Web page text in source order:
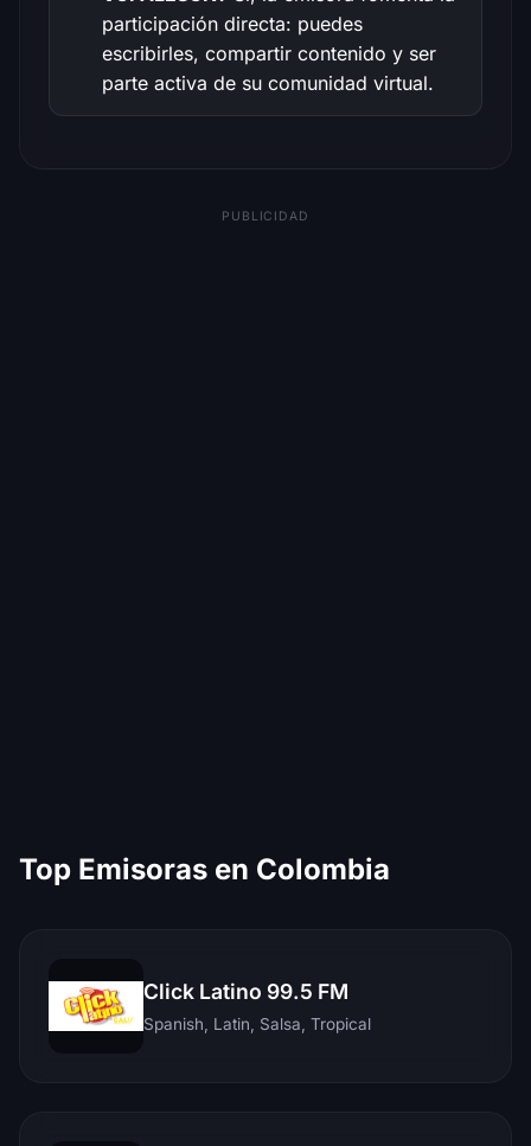
participación directa: puedes
escribirles, compartir contenido y ser
parte activa de su comunidad virtual.
PUBLICIDAD
Top Emisoras en Colombia
Click Latino 99.5 FM
Spanish, Latin, Salsa, Tropical